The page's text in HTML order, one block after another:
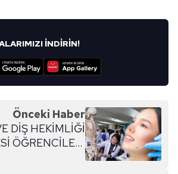
olarak kullanılan çerezlerle ilgili bilgi
İNDİRİN!
Önceki Haber
DİŞ HEKİMLİĞİ
ÖĞRENCİLERİ